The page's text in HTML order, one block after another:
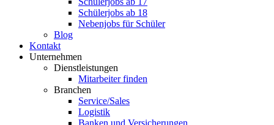
Schülerjobs ab 18
Nebenjobs für Schüler
Blog
Kontakt
Unternehmen
Dienstleistungen
Mitarbeiter finden
Branchen
Service/Sales
Logistik
Banken und Versicherungen